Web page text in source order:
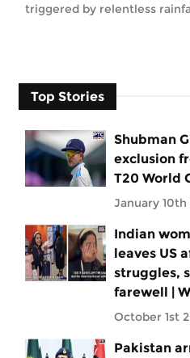
triggered by relentless
Top Stories
Shubman
exclusion
T20 World
January 10th
Indian
leaves US
struggles,
farewell |
October 1st
Pakistan